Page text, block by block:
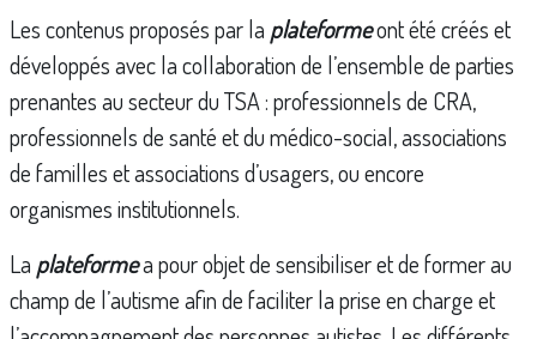
Les contenus proposés par la plateformeont été créés et
développés avec la collaboration de l’ensemble de parties
prenantes au secteur du TSA : professionnels de CRA,
professionnels de santé et du médico-social, associations
de familles et associations d’usagers, ou encore
organismes institutionnels.
La plateformea pour objet de sensibiliser et de former au
champ de l’autisme afin de faciliter la prise en charge et